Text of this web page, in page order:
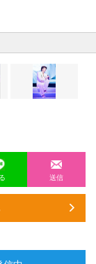
送信